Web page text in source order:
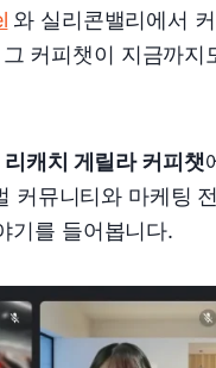
와 실리콘밸리에서
커피챗이 지금까
리캐치 게릴라 커피챗
커뮤니티와 마케팅
기를 들어봅니다.